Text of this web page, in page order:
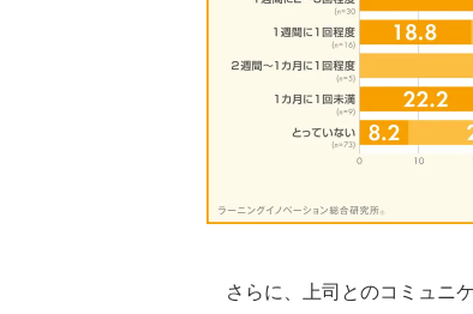
さらに、上司とのコミュニ